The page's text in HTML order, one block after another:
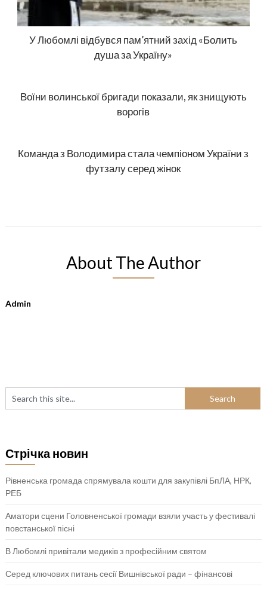
У Любомлі відбувся пам’ятний захід «Болить
душа за Україну»
Воїни волинської бригади показали, як знищують
ворогів
Команда з Володимира стала чемпіоном України з
футзалу серед жінок
About The Author
Admin
Стрічка новин
Рівненська громада спрямувала кошти для закупівлі БпЛА, НРК,
РЕБ
Аматори сцени Головненської громади взяли участь у фестивалі
повстанської пісні
В Любомлі привітали медиків з професійним святом
Серед ключових питань сесії Вишнівської ради – фінансові